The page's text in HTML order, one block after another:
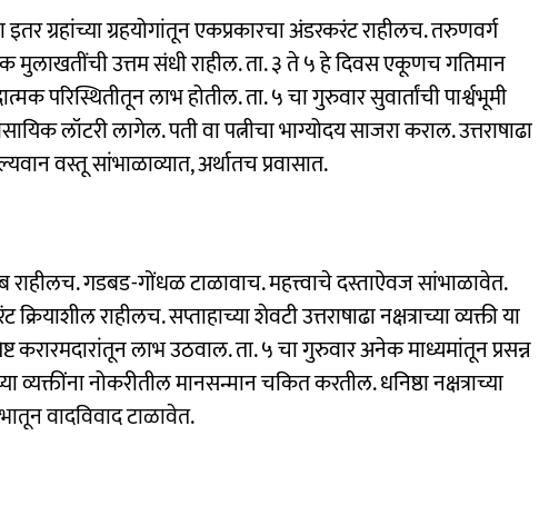
ग्रहांच्या ग्रहयोगांतून एकप्रकारचा अंडरकरंट राहीलच. तरुणवर्ग
मुलाखतींची उत्तम संधी राहील. ता. ३ ते ५ हे दिवस एकूणच गतिमान
परिस्थितीतून लाभ होतील. ता. ५ चा गुरुवार सुवार्तांची पार्श्वभूमी
लॉटरी लागेल. पती वा पत्नीचा भाग्योदय साजरा कराल. उत्तराषाढा
वस्तू सांभाळाव्यात, अर्थातच प्रवासात.
राहीलच. गडबड-गोंधळ टाळावाच. महत्त्वाचे दस्ताऐवज सांभाळावेत.
राहीलच. सप्ताहाच्या शेवटी उत्तराषाढा नक्षत्राच्या व्यक्ती या
करारमदारांतून लाभ उठवाल. ता. ५ चा गुरुवार अनेक माध्यमांतून प्रसन्न
व्यक्तींना नोकरीतील मानसन्मान चकित करतील. धनिष्ठा नक्षत्राच्या
वादविवाद टाळावेत.